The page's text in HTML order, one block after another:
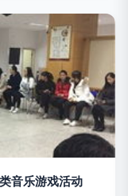
音乐游戏活动